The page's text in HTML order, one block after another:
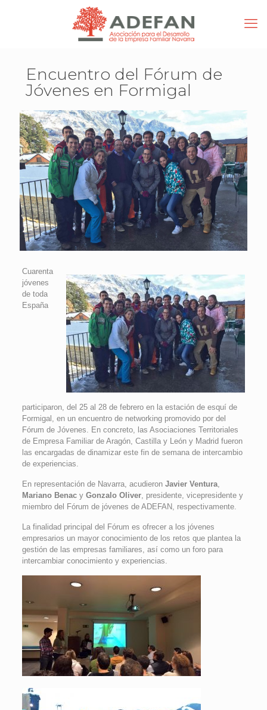
Encuentro del Fórum de
Jóvenes en Formigal
Cuarenta
jóvenes
de toda
España
participaron, del 25 al 28 de febrero en la estación de esquí de
Formigal, en un encuentro de networking promovido por del
Fórum de Jóvenes. En concreto, las Asociaciones Territoriales
de Empresa Familiar de Aragón, Castilla y León y Madrid fueron
las encargadas de dinamizar este fin de semana de intercambio
de experiencias.
En representación de Navarra, acudieron Javier Ventura,
Mariano Benacy Gonzalo Oliver, presidente, vicepresidente y
miembro del Fórum de jóvenes de ADEFAN, respectivamente.
La finalidad principal del Fórum es ofrecer a los jóvenes
empresarios un mayor conocimiento de los retos que plantea la
gestión de las empresas familiares, así como un foro para
intercambiar conocimiento y experiencias.